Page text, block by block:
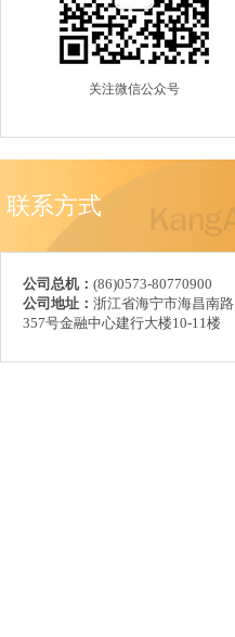
关注微信公众号
联系方式
公司总机： (86)0573-80770900
公司地址： 浙江省海宁市海昌南路
357号金融中心建行大楼10-11楼